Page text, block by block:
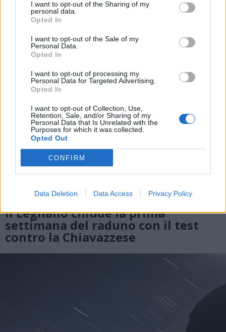
I want to opt-out of the Sharing of my
personal data.
Opted In
I want to opt-out of the Sale of my
Personal Data.
Opted In
I want to opt-out of processing my
Personal Data for Targeted Advertising.
Opted In
I want to opt-out of Collection, Use,
Retention, Sale, and/or Sharing of my
Personal Data that Is Unrelated with the
Purposes for which it was collected.
Opted Out
CONFIRM
Data Deletion Data Access Privacy Policy
contrada San Domenico pronta a
ripartire per il Palio 2027
Il Legnano chiude la prima
settimana del raduno con il test
contro la Chiavazzese